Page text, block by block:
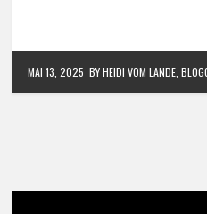
MAI 13, 2025 BY HEIDI VOM LANDE,